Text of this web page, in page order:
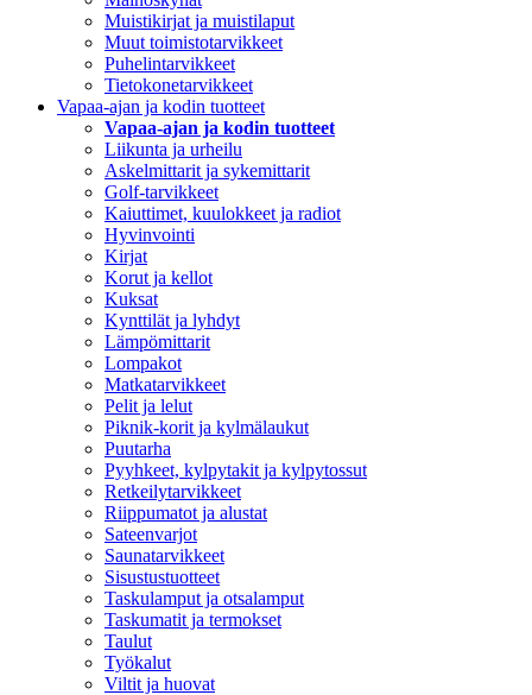
Muistikirjat ja muistilaput
Muut toimistotarvikkeet
Puhelintarvikkeet
Tietokonetarvikkeet
Vapaa-ajan ja kodin tuotteet
Vapaa-ajan ja kodin tuotteet
Liikunta ja urheilu
Askelmittarit ja sykemittarit
Golf-tarvikkeet
Kaiuttimet, kuulokkeet ja radiot
Hyvinvointi
Kirjat
Korut ja kellot
Kuksat
Kynttilät ja lyhdyt
Lämpömittarit
Lompakot
Matkatarvikkeet
Pelit ja lelut
Piknik-korit ja kylmälaukut
Puutarha
Pyyhkeet, kylpytakit ja kylpytossut
Retkeilytarvikkeet
Riippumatot ja alustat
Sateenvarjot
Saunatarvikkeet
Sisustustuotteet
Taskulamput ja otsalamput
Taskumatit ja termokset
Taulut
Työkalut
Viltit ja huovat